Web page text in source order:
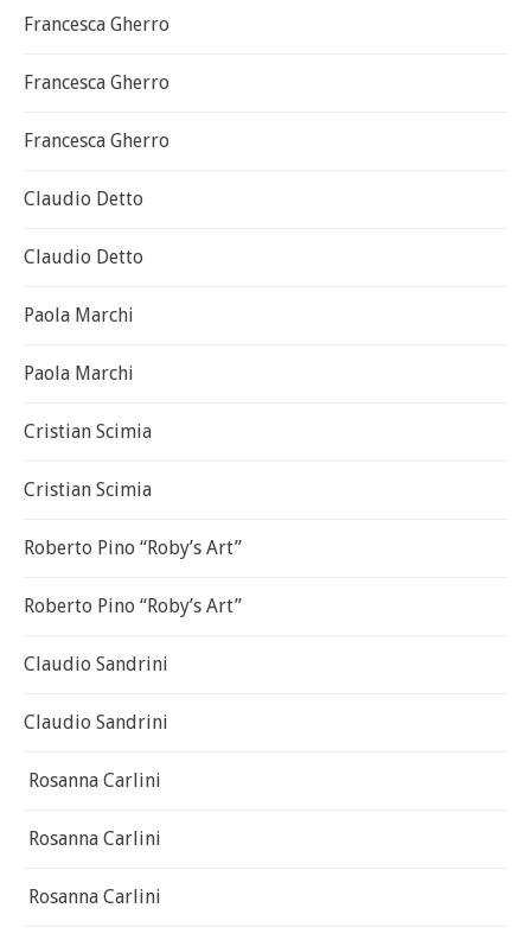
Francesca Gherro
Francesca Gherro
Francesca Gherro
Claudio Detto
Claudio Detto
Paola Marchi
Paola Marchi
Cristian Scimia
Cristian Scimia
Roberto Pino “Roby’s Art”
Roberto Pino “Roby’s Art”
Claudio Sandrini
Claudio Sandrini
Rosanna Carlini
Rosanna Carlini
Rosanna Carlini